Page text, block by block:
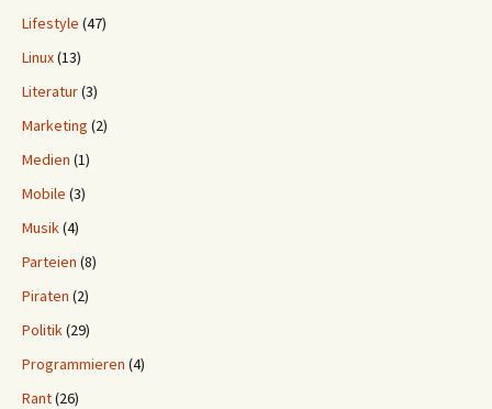
Lifestyle (47)
Linux(13)
Literatur(3)
Marketing (2)
Medien (1)
Mobile (3)
Musik(4)
Parteien (8)
Piraten (2)
Politik(29)
Programmieren (4)
Rant(26)